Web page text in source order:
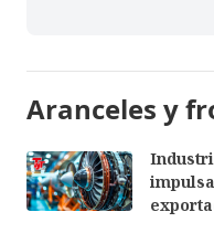
Aranceles y